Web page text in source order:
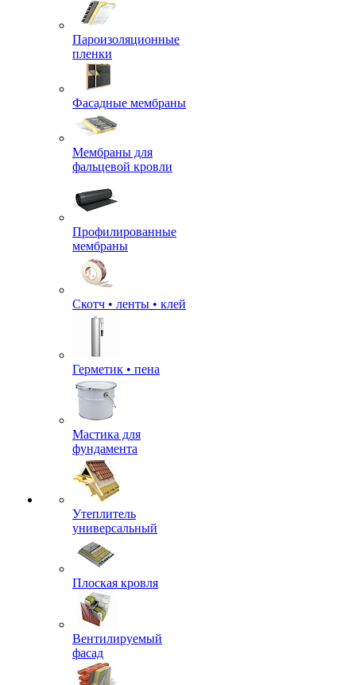
Пароизоляционные
пленки
Фасадные мембраны
Мембраны для
фальцевой кровли
Профилированные
мембраны
Скотч • ленты • клей
Герметик • пена
Мастика для
фундамента
Утеплитель
универсальный
Плоская кровля
Вентилируемый
фасад